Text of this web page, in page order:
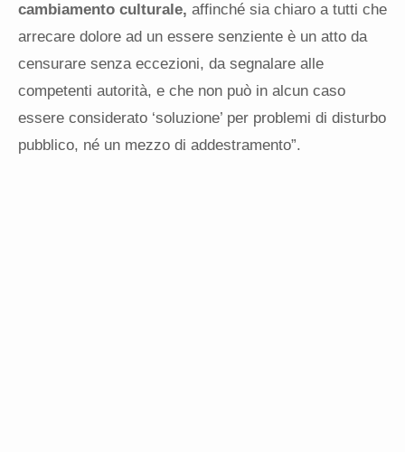
cambiamento culturale, affinché sia chiaro a tutti che
arrecare dolore ad un essere senziente è un atto da
censurare senza eccezioni, da segnalare alle
competenti autorità, e che non può in alcun caso
essere considerato ‘soluzione’ per problemi di disturbo
pubblico, né un mezzo di addestramento”.